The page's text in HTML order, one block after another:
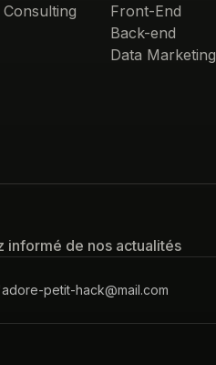
Consulting
Front-End
Back-end
Data Marketing
informé de nos actualités